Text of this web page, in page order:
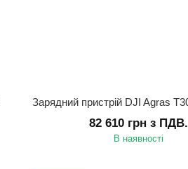
82 610 грн з ПДВ.
В наявності